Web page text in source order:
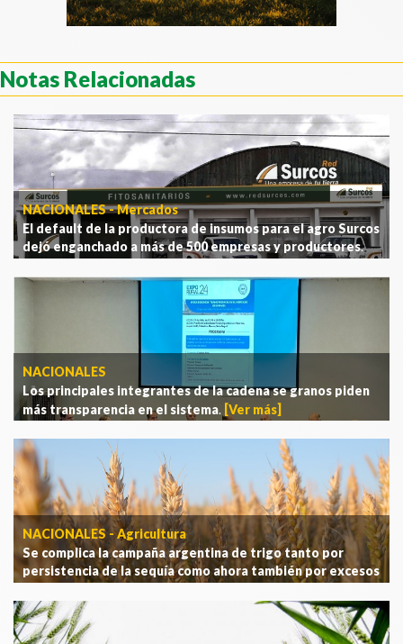
Notas Relacionadas
NACIONALES - Mercados
El default de la productora de insumos para el agro Surcos
dejó enganchado a más de 500 empresas y productores.
NACIONALES
Los principales integrantes de la cadena se granos piden
más transparencia en el sistema. [Ver más]
NACIONALES - Agricultura
Se complica la campaña argentina de trigo tanto por
persistencia de la sequía como ahora también por excesos